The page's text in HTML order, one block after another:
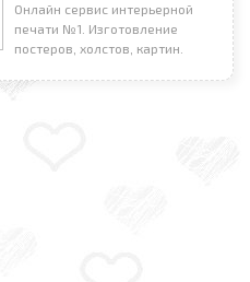
Онлайн сервис интерьерной
печати №1. Изготовление
постеров, холстов, картин.